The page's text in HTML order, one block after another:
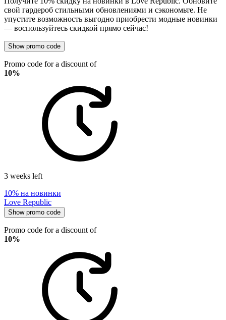
свой гардероб стильными обновлениями и сэкономьте. Не
упустите возможность выгодно приобрести модные новинки
— воспользуйтесь скидкой прямо сейчас!
Show promo code
Promo code for a discount of
10%
3 weeks left
10% на новинки
Love Republic
Show promo code
Promo code for a discount of
10%